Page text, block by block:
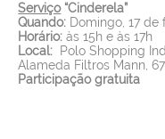
Serviço “Cinderela”
Quando: Domingo, 17 de
Horário: às 15h e às 17h
Local: Polo Shopping
Alameda Filtros Mann,
Participação gratuita